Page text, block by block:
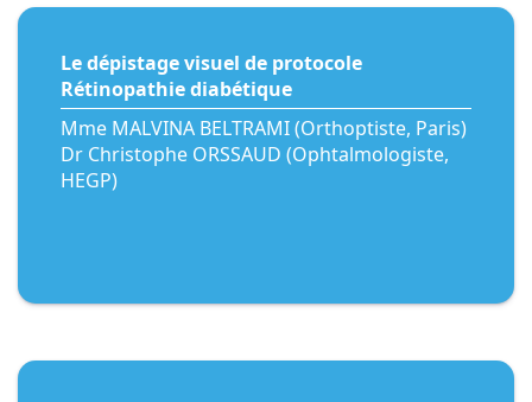
Le dépistage visuel de protocole
Rétinopathie diabétique
Mme MALVINA BELTRAMI (Orthoptiste, Paris)
Dr Christophe ORSSAUD (Ophtalmologiste,
HEGP)